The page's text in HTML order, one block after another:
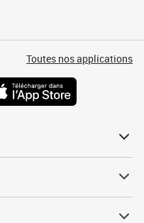
Toutes nos applications